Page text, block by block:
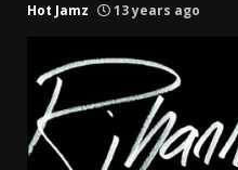
Hot Jamz 13 years ago